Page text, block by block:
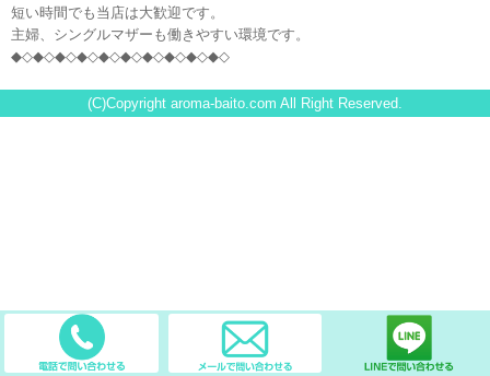
短い時間でも当店は大歓迎です。
主婦、シングルマザーも働きやすい環境です。
◆◇◆◇◆◇◆◇◆◇◆◇◆◇◆◇◆◇◆◇
(C)Copyright aroma-baito.com All Right Reserved.